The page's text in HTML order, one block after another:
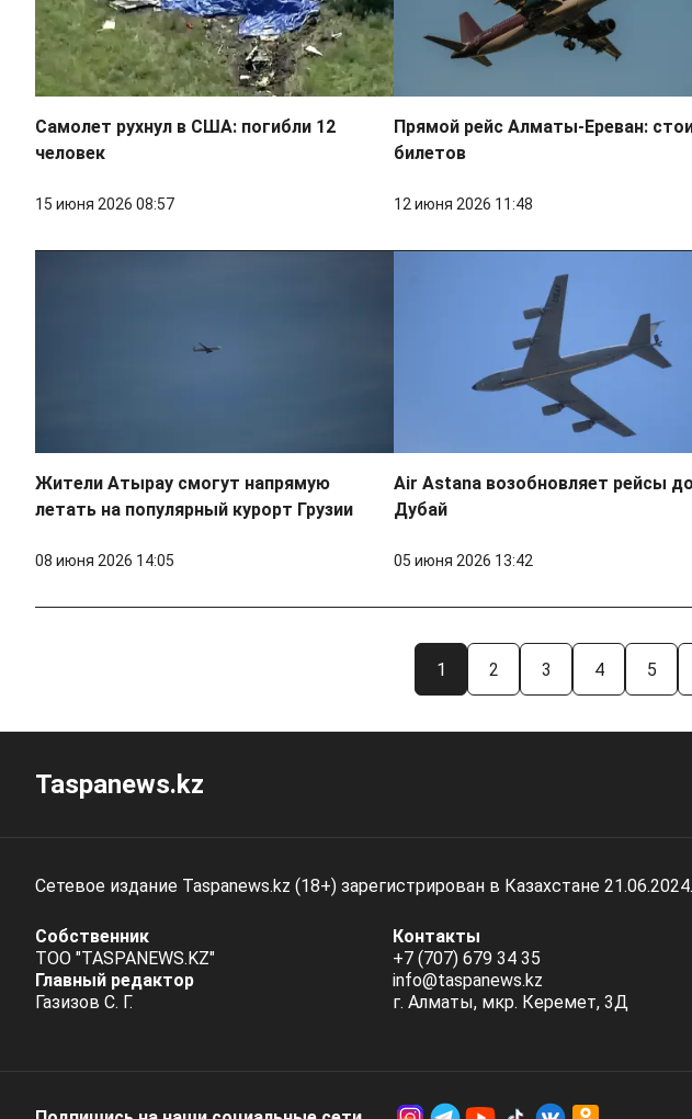
Самолет рухнул в США: погибли 12
человек
15 июня 2026 08:57
Прямой рейс Алматы-Ереван:
билетов
12 июня 2026 11:48
Жители Атырау смогут напрямую
летать на популярный курорт Грузии
08 июня 2026 14:05
Air Astana возобновляет рейсы до
Дубай
05 июня 2026 13:42
1 2 3 4 5
Taspanews.kz
Сетевое издание Taspanews.kz (18+) зарегистрирован в Казахстане
Собственник
ТОО "TASPANEWS.KZ"
Главный редактор
Газизов С. Г.
Контакты
+7 (707) 679 34 35
info@taspanews.kz
г. Алматы, мкр. Керемет, 3Д